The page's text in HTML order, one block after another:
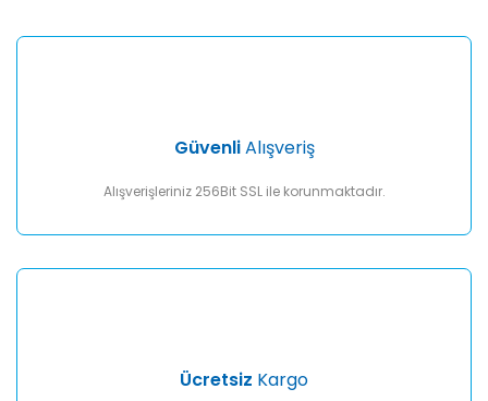
Yorum Yaz
Ürün fiyatı diğer sitelerden daha pahalı.
GüvenliAlışveriş
Alışverişleriniz 256Bit SSL ile korunmaktadır.
Ücretsiz Kargo